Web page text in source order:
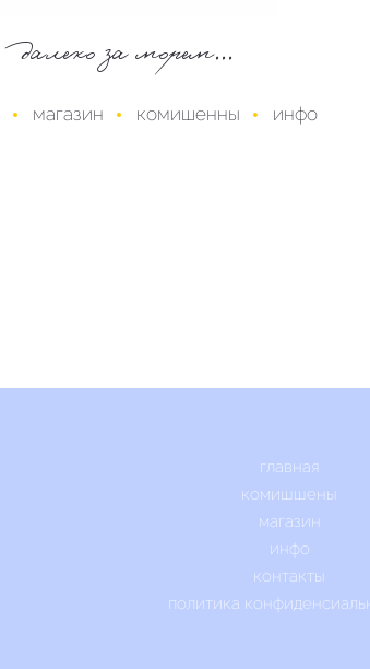
далеко за морем...
магазин комишенны инфо
главная
комишшены
магазин
инфо
контакты
политика